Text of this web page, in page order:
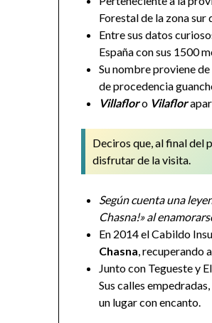
Forestal de la zona sur
Entre sus datos
España con sus 1500
Su nombre proviene
de procedencia
Villafloro Vilaflor
Deciros que, al final del
disfrutar de la visita.
Según cuenta una
Chasna!» al
En 2014 el Cabildo
Chasna, recuperando
Junto con Tegueste y
Sus calles
un lugar con encanto.